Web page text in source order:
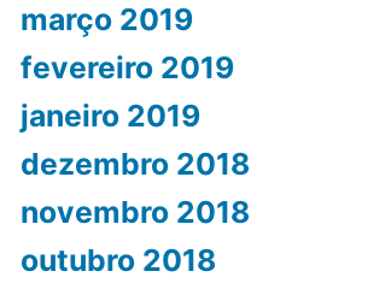
março 2019
fevereiro 2019
janeiro 2019
dezembro 2018
novembro 2018
outubro 2018